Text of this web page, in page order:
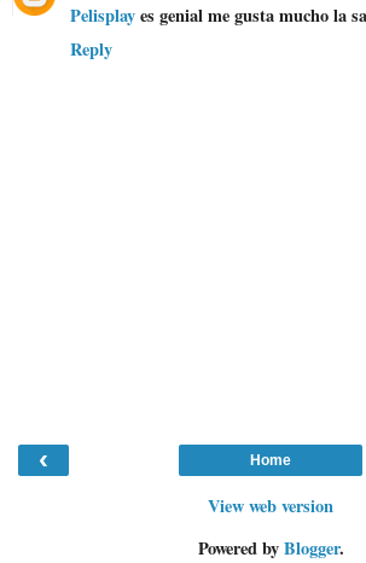
Pelisplayes genial me gusta mucho la
Reply
‹ Home
View web version
Powered byBlogger.